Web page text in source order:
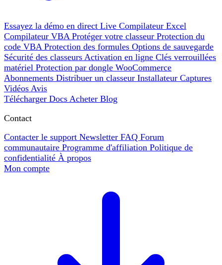
Essayez la démo en direct Live Compilateur Excel
Compilateur VBA Protéger votre classeur Protection du
code VBA Protection des formules Options de sauvegarde
Sécurité des classeurs Activation en ligne Clés verrouillées
matériel Protection par dongle WooCommerce
Abonnements Distribuer un classeur Installateur Captures
Vidéos Avis
Télécharger Docs Acheter Blog
Contact
Contacter le support Newsletter FAQ Forum
communautaire Programme d'affiliation Politique de
confidentialité À propos
Mon compte